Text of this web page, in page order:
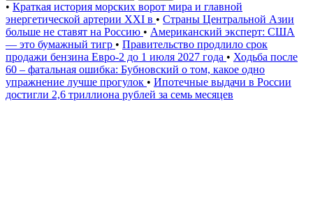
• Краткая история морских ворот мира и главной
энергетической артерии XXI в • Страны Центральной Азии
больше не ставят на Россию • Американский эксперт: США
— это бумажный тигр • Правительство продлило срок
продажи бензина Евро-2 до 1 июля 2027 года • Ходьба после
60 – фатальная ошибка: Бубновский о том, какое одно
упражнение лучше прогулок • Ипотечные выдачи в России
достигли 2,6 триллиона рублей за семь месяцев